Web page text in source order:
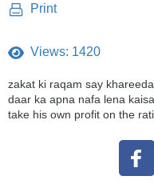
Print
Views: 1420
zakat ki raqam say
daar ka apna nafa lena
take his own profit on the